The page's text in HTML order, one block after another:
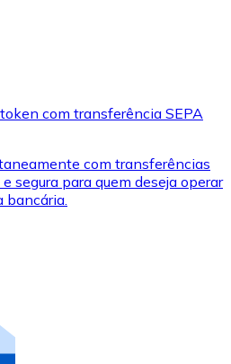
com transferência SEPA
com transferências
segura para quem deseja operar
bancária.